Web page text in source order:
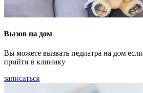
Вызов на дом
Вы можете вызвать педиатра на дом
прийти в клинику
записаться